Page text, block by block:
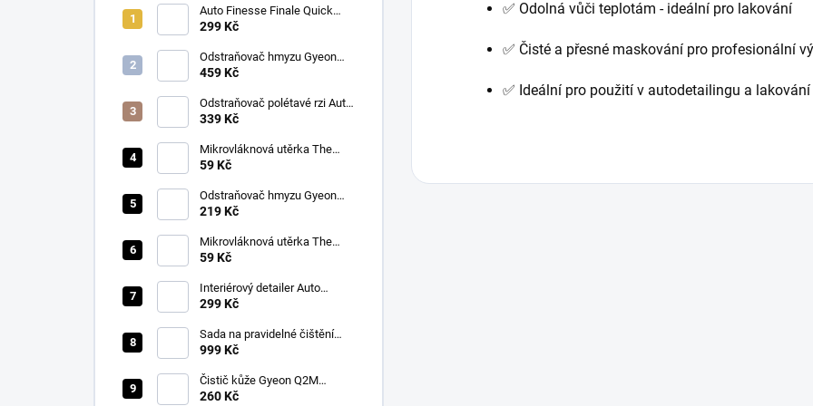
Auto Finesse Finale Quick
Detailer (500 ml)
299 Kč
Odstraňovač hmyzu Gyeon
Q2M Bug&Grime (1 L)
459 Kč
Odstraňovač polétavé rzi Auto
Finesse Iron Out
ml)
339 Kč
Mikrovláknová utěrka The
Collection Allround & Coating
Blue)
59 Kč
Odstraňovač hmyzu Gyeon
Q2M Bug&Grime (500 ml)
219 Kč
Mikrovláknová utěrka The
Collection Allround & Coating
59 Kč
Interiérový detailer Auto
Finesse Spritz Interior Detail
299 Kč
Sada na pravidelné čištění
kůže v automobilu od Auto
999 Kč
Čistič kůže Gyeon Q2M
LeatherCleaner NATURAL
260 Kč
✅ Odolná vůči teplotám - ideální pro lakování
✅ Čisté a přesné maskování pro profesionální
✅ Ideální pro použití v autodetailingu a lakování